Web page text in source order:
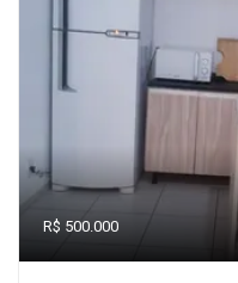
R$ 500.000